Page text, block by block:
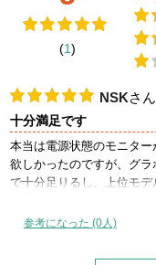
(1)
NSKさん
十分満足です
本当は電源状態のモニタ
欲しかったのですが、グ
で十分足りるし、上位モ
ネイティブの12VHPWR
参考になった (0人)